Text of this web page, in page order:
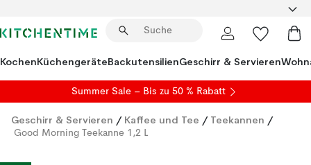
KochenKüchengeräteBackutensilienGeschirr & Servieren
Summer Sale – Bis zu 50 % Rabatt
Geschirr & Servieren / Kaffee und Tee / Teekannen /
Good Morning Teekanne 1,2 L